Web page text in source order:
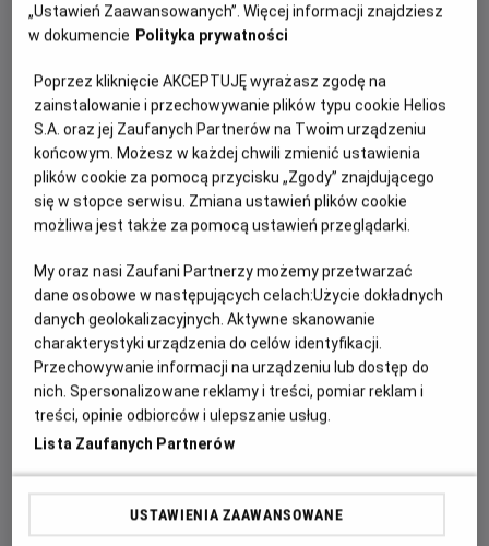
PREMIERA
REŻYSERIA
Michał Węgrzyn
SCENARIUSZ
Krzysztof Tyszowiecki,
Michał Kalicki, Rafał Woś
OBSADA
Michał Koterski, Małgorzata Kożuchowska, Rafał Zawierucha
WIĘCEJ SZCZEGÓŁÓW
OPIS FILMU
Sekrety i tajemnice domu I sekretarza KC PZPR. Film z
przełomową historią Polski w tle. Akcja filmu toczy się w
latach 1970 – 1982, kiedy Edward Gierek zostaje I
sekretarzem KC PZPR, do końca jego internowania.
„Ustawień Zaawansowanych”. Więcej informacji znajdziesz
w dokumencie Polityka prywatności
Poprzez kliknięcie AKCEPTUJĘ wyrażasz zgodę na
zainstalowanie i przechowywanie plików typu cookie Helios
S.A. oraz jej Zaufanych Partnerów na Twoim urządzeniu
końcowym. Możesz w każdej chwili zmienić ustawienia
plików cookie za pomocą przycisku „Zgody” znajdującego
się w stopce serwisu. Zmiana ustawień plików cookie
możliwa jest także za pomocą ustawień przeglądarki.
My oraz nasi Zaufani Partnerzy możemy przetwarzać
dane osobowe w następujących celach:Użycie dokładnych
danych geolokalizacyjnych. Aktywne skanowanie
charakterystyki urządzenia do celów identyfikacji.
Przechowywanie informacji na urządzeniu lub dostęp do
nich. Spersonalizowane reklamy i treści, pomiar reklam i
treści, opinie odbiorców i ulepszanie usług.
Lista Zaufanych Partnerów
USTAWIENIA ZAAWANSOWANE